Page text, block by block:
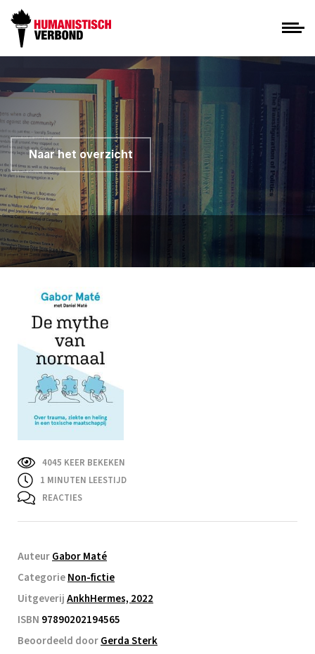
Naar het overzicht
4045 KEER BEKEKEN
1 MINUTEN LEESTIJD
REACTIES
AuteurGabor Maté
CategorieNon-fictie
UitgeverijAnkhHermes, 2022
ISBN 97890202194565
Beoordeeld doorGerda Sterk